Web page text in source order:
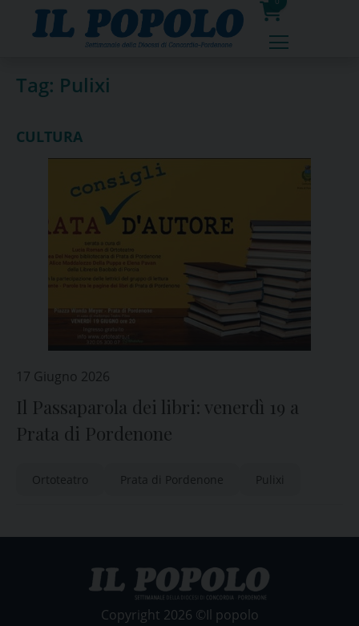
0
prodotti
Tag: Pulixi
CULTURA
17 Giugno 2026
Il Passaparola dei libri: venerdì 19 a
Prata di Pordenone
Ortoteatro Prata di Pordenone Pulixi
Copyright 2026 ©Il popolo